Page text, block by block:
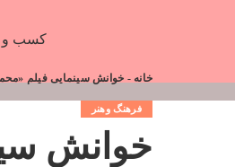
کسب و
خانه - خوانش سینمایی فیلم
فرهنگ وهنر
خوانش